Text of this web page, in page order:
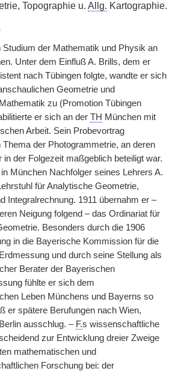
Topographie u. Allg. Kartographie.
Studium der Mathematik und Physik an
Unter dem Einfluß A. Brills, dem er
nach Tübingen folgte, wandte er sich
Geometrie und
zu (Promotion Tübingen
er sich an der TH München mit
Arbeit. Sein Probevortrag
Thema der Photogrammetrie, an deren
in der Folgezeit maßgeblich beteiligt war.
in München Nachfolger seines Lehrers A.
für Analytische Geometrie,
Integralrechnung. 1911 übernahm er –
Neigung folgend – das Ordinariat für
Besonders durch die 1906
in die Bayerische Kommission für die
und durch seine Stellung als
Berater der Bayerischen
fühlte er sich dem
Leben Münchens und Bayerns so
er spätere Berufungen nach Wien,
ausschlug. – F.s wissenschaftliche
zur Entwicklung dreier Zweige
mathematischen und
Forschung bei: der